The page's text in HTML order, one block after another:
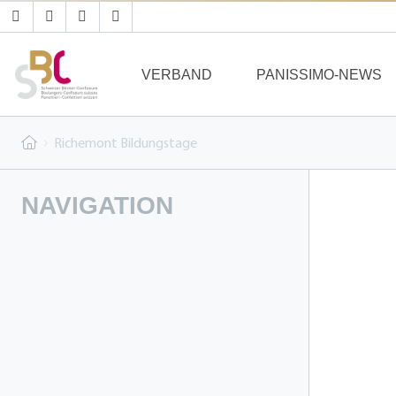
VERBAND PANISSIMO-NEWS
Richemont Bildungstage
NAVIGATION